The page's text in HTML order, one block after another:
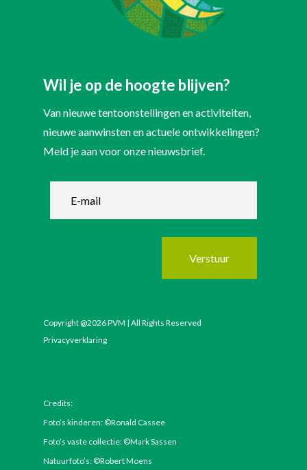
Wil je op de hoogte blijven?
Van nieuwe tentoonstellingen en activiteiten,
nieuwe aanwinsten en actuele ontwikkelingen?
Meld je aan voor onze nieuwsbrief.
Verstuur
Copyright @2026 PVM | All Rights Reserved
Privacyverklaring
Credits:
Foto’s kinderen: ©Ronald Cassee
Foto’s vaste collectie: ©Mark Sassen
Natuurfoto’s: ©Robert Moens